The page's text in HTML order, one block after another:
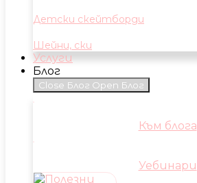
Детски скейтборди
Шейни, ски
Услуги
Блог
Close Блог Open Блог
Към блога
Уебинари